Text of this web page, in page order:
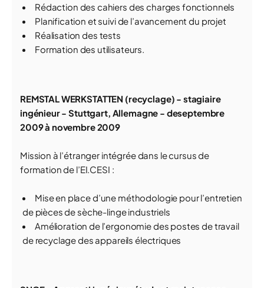
Rédaction des cahiers des charges fonctionnels
Planification et suivi de l’avancement du projet
Réalisation des tests
Formation des utilisateurs.
REMSTAL WERKSTATTEN (recyclage) - stagiaire
ingénieur - Stuttgart, Allemagne - deseptembre
2009 à novembre 2009
Mission à l’étranger intégrée dans le cursus de
formation de l’EI.CESI :
Mise en place d’une méthodologie pour l’entretien
de pièces de sèche-linge industriels
Amélioration de l’ergonomie des postes de travail
de recyclage des appareils électriques